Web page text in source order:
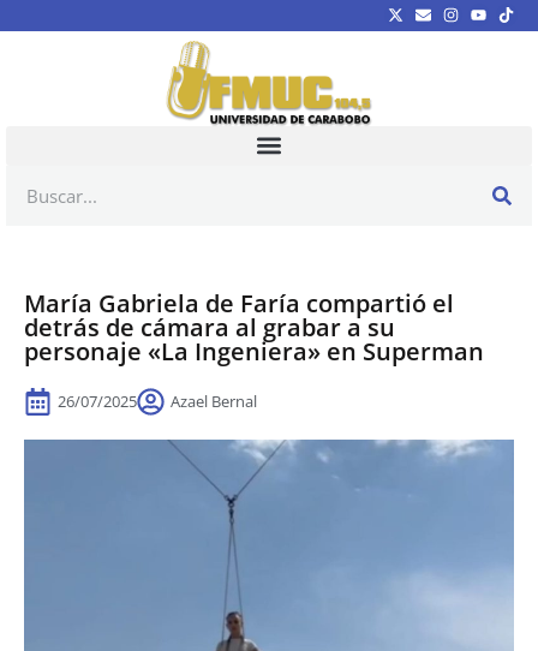
María Gabriela de Faría compartió el
detrás de cámara al grabar a su
personaje «La Ingeniera» en Superman
26/07/2025 Azael Bernal